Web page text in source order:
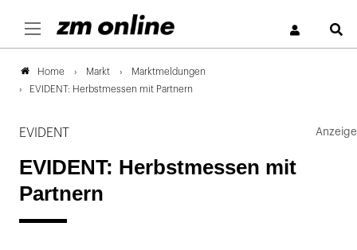
Home Markt
Marktmeldungen
EVIDENT: Herbstmessen mit Partnern
EVIDENT
EVIDENT: Herbstmessen mit
Partnern